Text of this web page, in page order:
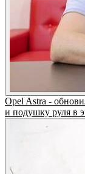
Opel Astra -
и подушку руля в